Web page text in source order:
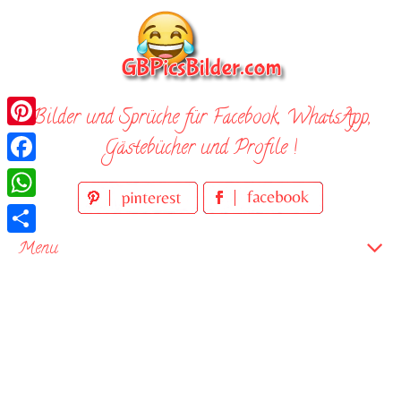
Bilder und Sprüche für Facebook, WhatsApp,
Gästebücher und Profile !
Menu
Pinterest
Facebook
WhatsApp
Teilen